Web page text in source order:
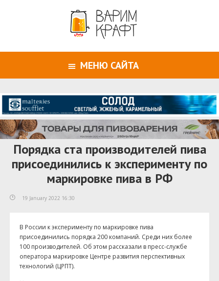
МЕНЮ САЙТА
Порядка ста производителей пива
присоединились к эксперименту по
маркировке пива в РФ
19 January 2022 16:30
В России к эксперименту по маркировке пива
присоединились порядка 200 компаний. Среди них более
100 производителей. Об этом рассказали в пресс-службе
оператора маркировке Центре развития перспективных
технологий (ЦРПТ).